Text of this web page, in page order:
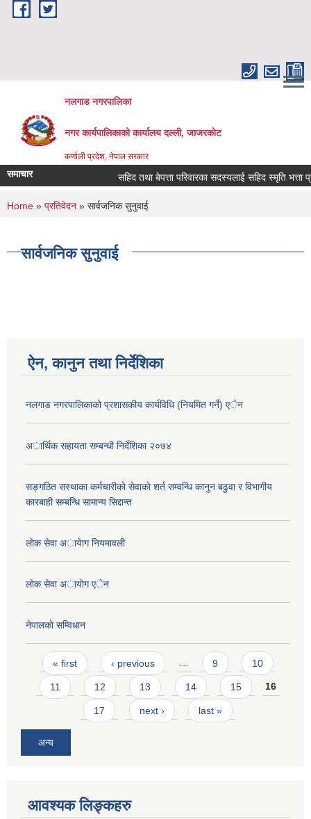
Skip to main content
नलगाड नगरपालिका
नगर कार्यपालिकाको कार्यालय दल्ली, जाजरकाेट
कर्णाली प्रदेश, नेपाल सरकार
समाचार सहिद तथा बेपत्ता परिवारका सदस्यलाई सहिद स्मृति भत्ता
You are here
Home » प्रतिवेदन » सार्वजनिक सुनुवाई
सार्वजनिक सुनुवाई
ऐन, कानुन तथा निर्देशिका
नलगाड नगरपालिकाको प्रशासकीय कार्यविधि (नियमित गर्ने) एेन
अार्थिक सहायता सम्बन्धी निर्देशिका २०७४
सङ्गठित सस्थाका कर्मचारीकाे सेवाकाे शर्त सम्वन्धि कानुन बढुवा र विभागीय
कारबाही सम्बन्धि सामान्य सिद्दान्त
लाेक सेवा अायेाग नियमावली
लाेक सेवा अायाेग एेन
नेपालकाे सम्विधान
Pages
« first ‹ previous … 9 10
11 12 13 14 15 16
17 next › last »
अन्य
आवश्यक लिङ्कहरु